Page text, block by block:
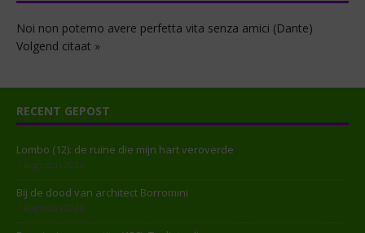
Noi non potemo avere perfetta vita senza amici (Dante)
Volgend citaat »
RECENT GEPOST
Lombo (12): de ruïne die mijn hart veroverde
7 augustus 2026
Bij de dood van architect Borromini
1 augustus 2026